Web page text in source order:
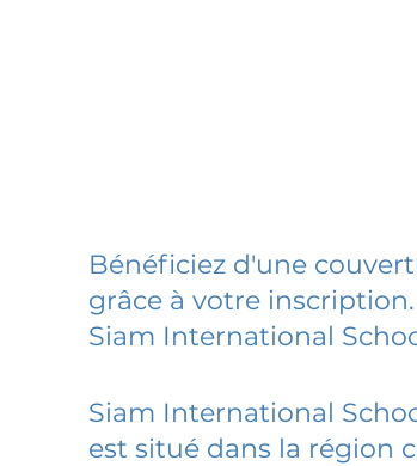
Bénéficiez d'une
grâce à votre inscription.
Siam International
Siam International
est situé dans la région